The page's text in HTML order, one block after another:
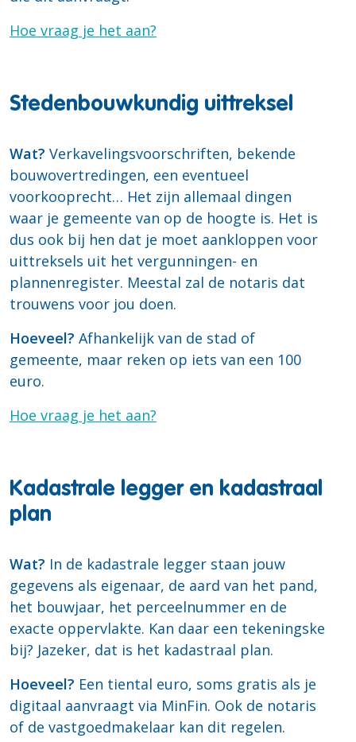
Hoe vraag je het aan?
Stedenbouwkundig uittreksel
Wat? Verkavelingsvoorschriften, bekende
bouwovertredingen, een eventueel
voorkooprecht… Het zijn allemaal dingen
waar je gemeente van op de hoogte is. Het is
dus ook bij hen dat je moet aankloppen voor
uittreksels uit het vergunningen- en
plannenregister. Meestal zal de notaris dat
trouwens voor jou doen.
Hoeveel? Afhankelijk van de stad of
gemeente, maar reken op iets van een 100
euro.
Hoe vraag je het aan?
Kadastrale legger en kadastraal
plan
Wat? In de kadastrale legger staan jouw
gegevens als eigenaar, de aard van het pand,
het bouwjaar, het perceelnummer en de
exacte oppervlakte. Kan daar een tekeningske
bij? Jazeker, dat is het kadastraal plan.
Hoeveel? Een tiental euro, soms gratis als je
digitaal aanvraagt via MinFin. Ook de notaris
of de vastgoedmakelaar kan dit regelen.